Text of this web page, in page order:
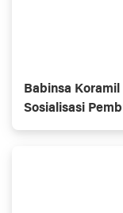
Babinsa
Sosialisasi